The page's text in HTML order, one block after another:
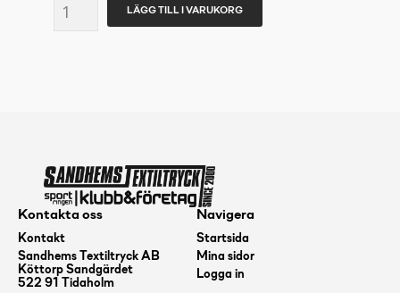
ASICS
27
mängd
LÄGG TILL I VARUKORG
Kontakta oss
Kontakt
Sandhems Textiltryck AB
Köttorp Sandgärdet
522 91 Tidaholm
Navigera
Startsida
Mina sidor
Logga in